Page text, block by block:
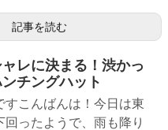
記事を読む
レに決まる！渋かっ
チングハット
すこんばんは！今日は東
回ったようで、雨も降り